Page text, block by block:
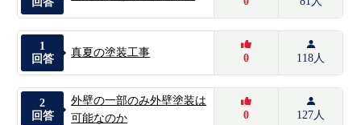
1
回答
真夏の塗装工事 0 118人
2
回答
外壁の一部のみ外壁塗装は
可能なのか
0 127人